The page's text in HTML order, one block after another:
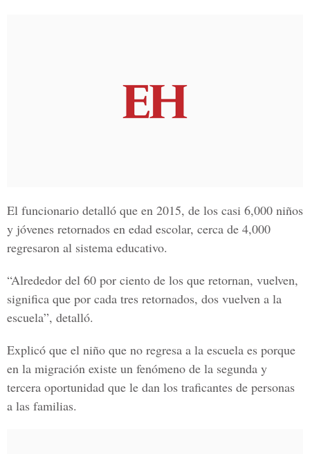
El funcionario detalló que en 2015, de los casi 6,000 niños
y jóvenes retornados en edad escolar, cerca de 4,000
regresaron al sistema educativo.
“Alrededor del 60 por ciento de los que retornan, vuelven,
significa que por cada tres retornados, dos vuelven a la
escuela”, detalló.
Explicó que el niño que no regresa a la escuela es porque
en la migración existe un fenómeno de la segunda y
tercera oportunidad que le dan los traficantes de personas
a las familias.